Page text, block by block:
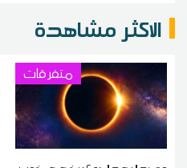
الاكثر مشاهدة
متفرقات